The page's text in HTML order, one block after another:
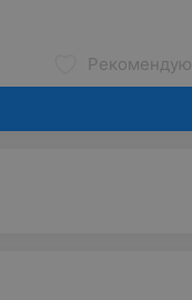
Рекомендую